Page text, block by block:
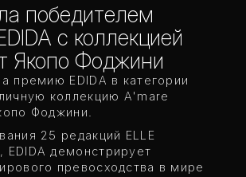
победителем
с коллекцией
Якопо Фоджини
премию EDIDA в категории
коллекцию A'mare
Фоджини.
25 редакций ELLE
EDIDA демонстрирует
превосходства в мире